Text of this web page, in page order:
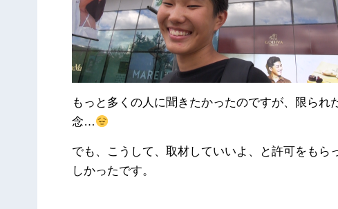
もっと多くの人に聞きたかったのですが、限ら
念…
でも、こうして、取材していいよ、と許可をも
しかったです。